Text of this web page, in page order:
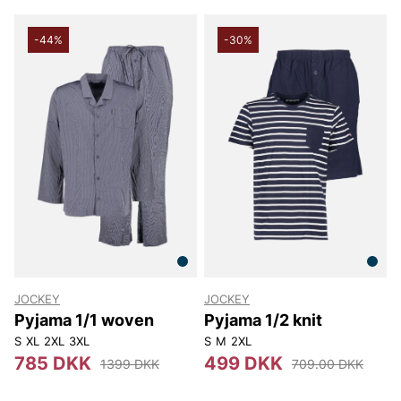
-44%
JOCKEY
Pyjama 1/1 woven
S XL 2XL 3XL
785 DKK 1399 DKK
-30%
JOCKEY
Pyjama 1/2 knit
S M 2XL
499 DKK 709.00 DKK